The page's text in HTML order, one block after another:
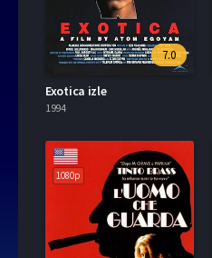
7.0
Exotica izle
1994
1080p